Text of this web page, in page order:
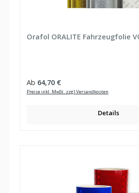
Orafol ORALITE Fahrzeugfolie
Regulärer Preis:
Ab 64,70 €
Preise inkl. MwSt. zzgl Versandkosten
Details